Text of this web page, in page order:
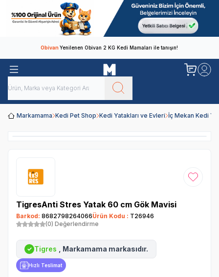
ObivanYenilenen Obivan 2 KG Kedi Mamaları ile tanışın!
Markamama Kedi Pet Shop Kedi Yatakları ve Evleri İç Mekan Kedi
Favoriye
TigresAnti Stres Yatak 60 cm Gök Mavisi
Barkod: 8682798264066Ürün Kodu : T26946
(0) Değerlendirme
✓ Tigres , Markamama markasıdır.
Hızlı Teslimat